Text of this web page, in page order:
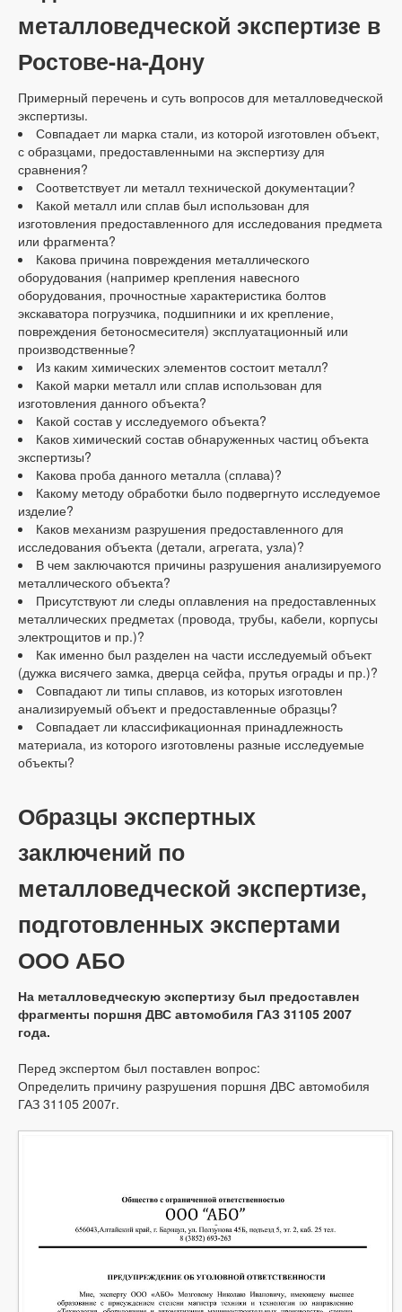
металловедческой экспертизе в
Ростове-на-Дону
Примерный перечень и суть вопросов для металловедческой
экспертизы.
Совпадает ли марка стали, из которой изготовлен объект,
с образцами, предоставленными на экспертизу для
сравнения?
Соответствует ли металл технической документации?
Какой металл или сплав был использован для
изготовления предоставленного для исследования предмета
или фрагмента?
Какова причина повреждения металлического
оборудования (например крепления навесного
оборудования, прочностные характеристика болтов
экскаватора погрузчика, подшипники и их крепление,
повреждения бетоносмесителя) эксплуатационный или
производственные?
Из каким химических элементов состоит металл?
Какой марки металл или сплав использован для
изготовления данного объекта?
Какой состав у исследуемого объекта?
Каков химический состав обнаруженных частиц объекта
экспертизы?
Какова проба данного металла (сплава)?
Какому методу обработки было подвергнуто исследуемое
изделие?
Каков механизм разрушения предоставленного для
исследования объекта (детали, агрегата, узла)?
В чем заключаются причины разрушения анализируемого
металлического объекта?
Присутствуют ли следы оплавления на предоставленных
металлических предметах (провода, трубы, кабели, корпусы
электрощитов и пр.)?
Как именно был разделен на части исследуемый объект
(дужка висячего замка, дверца сейфа, прутья ограды и пр.)?
Совпадают ли типы сплавов, из которых изготовлен
анализируемый объект и предоставленные образцы?
Совпадает ли классификационная принадлежность
материала, из которого изготовлены разные исследуемые
объекты?
Образцы экспертных
заключений по
металловедческой экспертизе,
подготовленных экспертами
ООО АБО
На металловедческую экспертизу был предоставлен
фрагменты поршня ДВС автомобиля ГАЗ 31105 2007
года.
Перед экспертом был поставлен вопрос:
Определить причину разрушения поршня ДВС автомобиля
ГАЗ 31105 2007г.